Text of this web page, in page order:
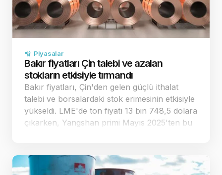
Piyasalar
Bakır fiyatları Çin talebi ve azalan
stokların etkisiyle tırmandı
Bakır fiyatları, Çin'den gelen güçlü ithalat
talebi ve borsalardaki stok erimesinin etkisiyle
yükseldi. LME'de ton fiyatı 13 bin 748,5 dolara
çıkarken, Yangshan primi Mayıs 2025'ten bu